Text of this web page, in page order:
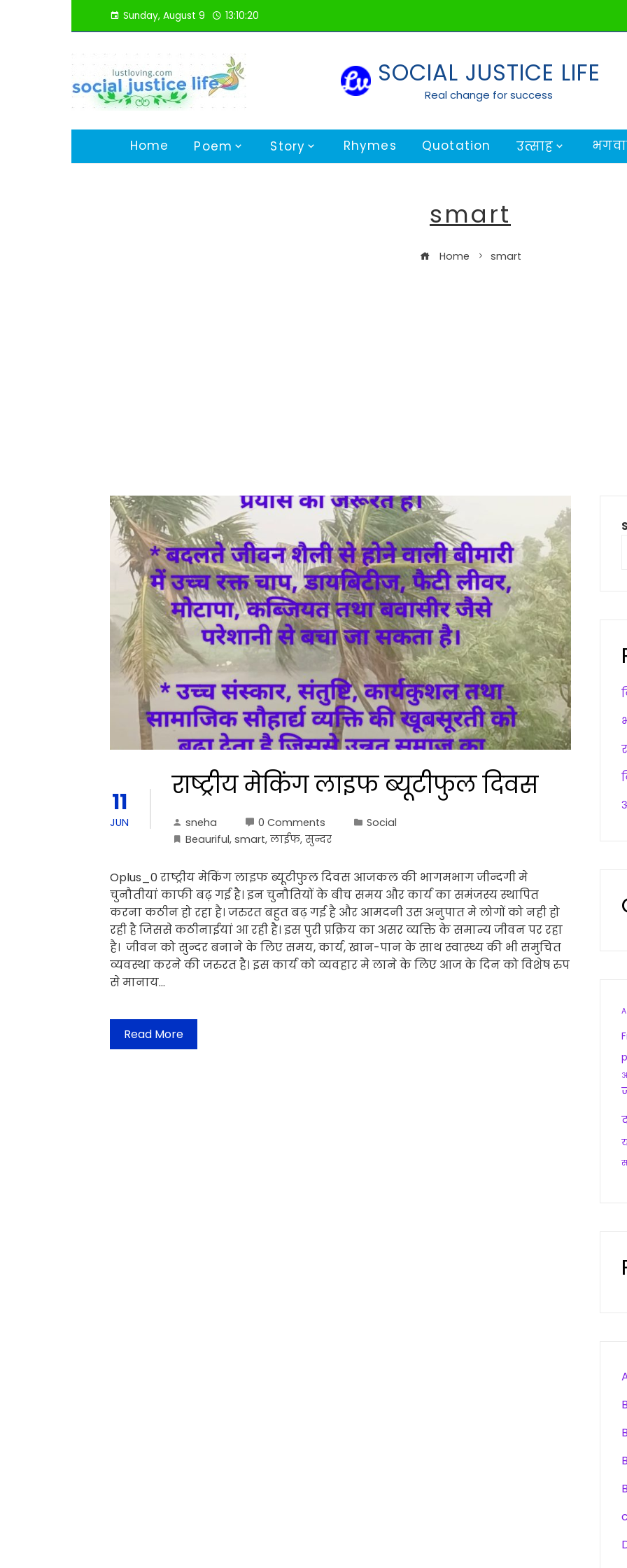
Sunday, August 9 13:10:21
SOCIAL JUSTICE LIFE
Real change for success
Home Poem Story Rhymes Quotation उत्साह
smart
Home smart
11
JUN
राष्ट्रीय मेकिंग लाइफ ब्यूटीफुल दिवस
sneha 0 Comments
Social
Beauriful, smart, लाईफ, सुन्दर
Oplus_0 राष्ट्रीय मेकिंग लाइफ ब्यूटीफुल दिवस आजकल की भागमभाग जीन्दगी मे
चुनौतीयां काफी बढ़ गई है। इन चुनौतियों के बीच समय और कार्य का समंजस्य स्थापित
करना कठीन हो रहा है। जरुरत बहुत बढ़ गई है और आमदनी उस अनुपात मे लोगों को नही हो
रही है जिससे कठीनाईयां आ रही है। इस पुरी प्रक्रिय का असर व्यक्ति के समान्य जीवन पर रहा
है। जीवन को सुन्दर बनाने के लिए समय, कार्य, खान-पान के साथ स्वास्थ्य की भी समुचित
व्यवस्था करने की जरुरत है। इस कार्य को व्यवहार मे लाने के लिए आज के दिन को विशेष रुप
से मानाय…
Read More